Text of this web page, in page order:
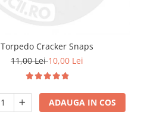
Torpedo Cracker Snaps
11,00 Lei10,00 Lei
ADAUGA IN COS